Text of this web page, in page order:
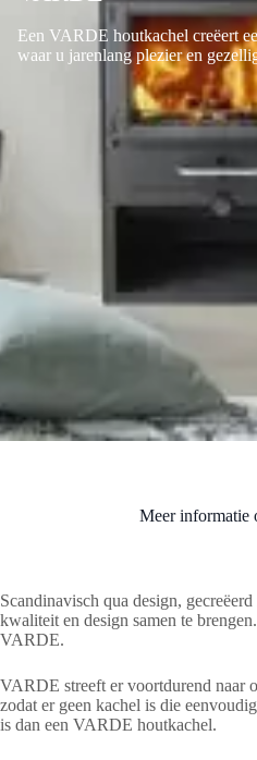
Een VARDE houtkachel creëert
waar u jarenlang plezier en
Meer informatie
Scandinavisch qua design,
kwaliteit en design samen te
VARDE.
VARDE streeft er voortdurend naar
zodat er geen kachel is die
is dan een VARDE houtkachel.